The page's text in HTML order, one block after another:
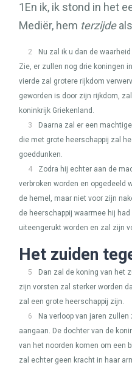
1En ik, ik stond in het
Mediër, hem terzijde
2
Nu zal ik u dan de
Zie, er zullen nog drie koningen
vierde zal grotere rijkdom
geworden is door zijn rijkdom,
koninkrijk Griekenland.
3
Daarna zal er een
die met grote heerschappij zal
goeddunken.
4
Zodra hij echter aan de
verbroken worden en opgedeeld
de hemel, maar niet voor zijn
de heerschappij waarmee hij
uiteengerukt worden en zal zijn
Het zuiden
5
Dan zal de koning van het
zijn vorsten zal sterker worden
zal een grote heerschappij zijn.
6
Na verloop van jaren
aangaan. De dochter van de
van het noorden komen om een
zal echter geen kracht in haar